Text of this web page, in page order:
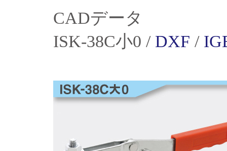
CADデータ
ISK-38C小0 / DXF /